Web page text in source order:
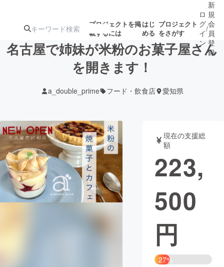
プロジェクトを掲
載するには
はじ
める
プロジェクト
をさがす
ターン
ジェクト
募集終了が近いプ
ロジェクト
されます
アート・写真 音楽
テクノロジー・ガジェット ゲーム・サ
映像・映画
ビジネス・起業
ロ
グ
イ
ン
/
新
規
会
員
登
録
名古屋で姉妹が米粉のお菓子屋さん
を開きます！
a_double_prime フード・飲食店 愛知県
現在の支援総
額
223,
500
円
27%